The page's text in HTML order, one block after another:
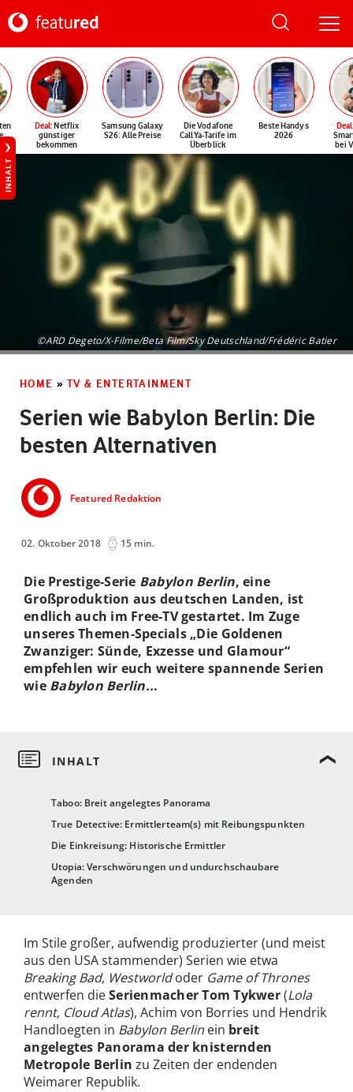
Deal: Netflix
günstiger
bekommen
Samsung Galaxy
S26: Alle Preise
Die Vodafone
CallYa-Tarife im
Überblick
Beste Handys
2026
Deal
bei
INHALT
©ARD Degeto/X-Filme/Beta Film/Sky Deutschland/Frédéric Batier
HOME » TV & ENTERTAINMENT
Serien wie Babylon Berlin: Die
besten Alternativen
Featured Redaktion
02. Oktober 2018 15 min.
Taboo: Breit angelegtes Panorama
True Detective: Ermittlerteam(s) mit Reibungspunkten
Die Einkreisung: Historische Ermittler
Utopia: Verschwörungen und undurchschaubare
Agenden
Die Prestige-Serie Babylon Berlin, eine
Großproduktion aus deutschen Landen, ist
endlich auch im Free-TV gestartet. Im Zuge
unseres Themen-Specials „Die Goldenen
Zwanziger: Sünde, Exzesse und Glamour“
empfehlen wir euch weitere spannende Serien
wie Babylon Berlin...
Im Stile großer, aufwendig produzierter (und meist
aus den USA stammender) Serien wie etwa
Breaking Bad, Westworldoder Game of Thrones
entwerfen dieSerienmacher Tom Tykwer(Lola
rennt, Cloud Atlas), Achim von Borries und Hendrik
Handloegten in Babylon Berlin ein breit
angelegtes Panorama der knisternden
Metropole Berlin zu Zeiten der endenden
Weimarer Republik.